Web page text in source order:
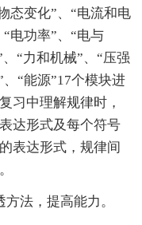
态变化”、“电流和电
电功率”、“电与
“力和机械”、“压强
“能源”17个模块进
习中理解规律时，
达形式及每个符号
表达形式，规律间
法，提高能力。